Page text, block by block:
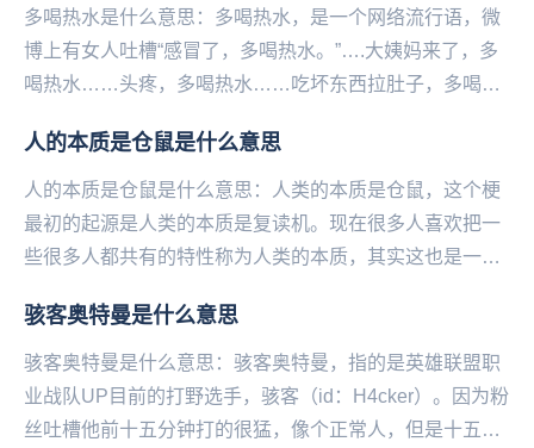
多喝热水是什么意思：多喝热水，是一个网络流行语，微
博上有女人吐槽“感冒了，多喝热水。”….大姨妈来了，多
喝热水……头疼，多喝热水……吃坏东西拉肚子，多喝热
人的本质是仓鼠是什么意思
人的本质是仓鼠是什么意思：人类的本质是仓鼠，这个梗
最初的起源是人类的本质是复读机。现在很多人喜欢把一
些很多人都共有的特性称为人类的本质，其实这也是一种
骇客奥特曼是什么意思
骇客奥特曼是什么意思：骇客奥特曼，指的是英雄联盟职
业战队UP目前的打野选手，骇客（id：H4cker）。因为粉
丝吐槽他前十五分钟打的很猛，像个正常人，但是十‌‌‌‌‌‌‌‌‌‌五分